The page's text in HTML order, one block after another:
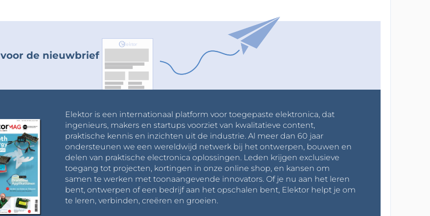
voor de nieuwbrief
Elektor is een internationaal platform voor toegepaste elektronica, dat
ingenieurs, makers en startups voorziet van kwalitatieve content,
praktische kennis en inzichten uit de industrie. Al meer dan 60 jaar
ondersteunen we een wereldwijd netwerk bij het ontwerpen, bouwen en
delen van praktische electronica oplossingen. Leden krijgen exclusieve
toegang tot projecten, kortingen in onze online shop, en kansen om
samen te werken met toonaangevende innovators. Of je nu aan het leren
bent, ontwerpen of een bedrijf aan het opschalen bent, Elektor helpt je om
te leren, verbinden, creëren en groeien.